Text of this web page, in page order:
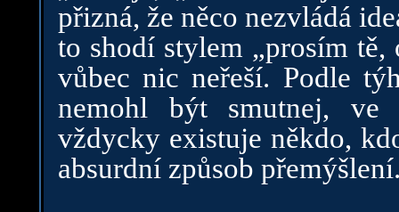
přizná, že něco nezvládá
to shodí stylem „prosím tě,
vůbec nic neřeší. Podle
nemohl být smutnej, ve
vždycky existuje někdo,
absurdní způsob